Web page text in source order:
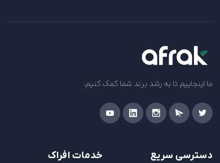
ما اینجاییم تا به رشد برند شما کمک کنیم.
دسترسی سریع خدمات افراک